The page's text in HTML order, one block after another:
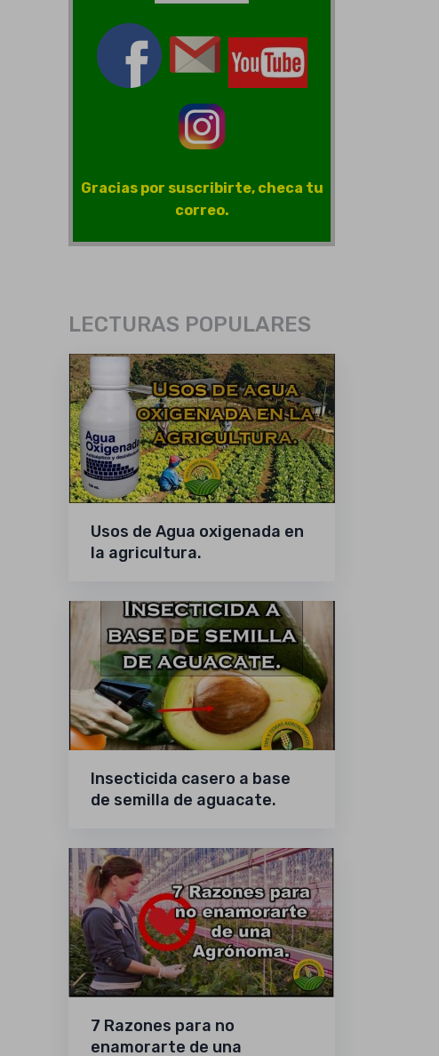
Gracias por suscribirte, checa tu
correo.
LECTURAS POPULARES
Usos de Agua oxigenada en
la agricultura.
Insecticida casero a base
de semilla de aguacate.
7 Razones para no
enamorarte de una